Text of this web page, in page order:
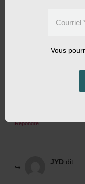
le millepertuis, mais
convenir aussi…
dans cette catégorie
pour soulager son
Répondre
JYD dit :
Courriel *
Vous